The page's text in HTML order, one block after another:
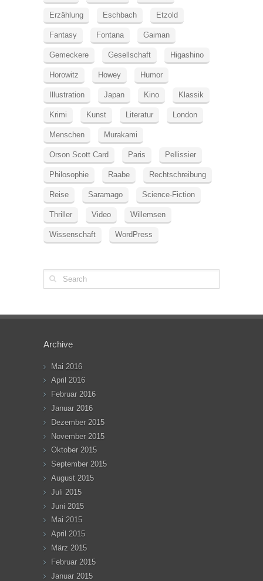
Erzählung Eschbach Etzold
Fantasy Fontana Gaiman
Gemeckere Gesellschaft Higashino
Horowitz Howey Humor
Illustration Japan Kino Klassik
Krimi Kunst Literatur London
Menschen Murakami
Orson Scott Card Paris Pellissier
Philosophie Raabe Rechtschreibung
Reise Saramago Science-Fiction
Thriller Video Willemsen
Wissenschaft WordPress
Archive
Mai 2016
April 2016
Februar 2016
Januar 2016
Dezember 2015
November 2015
Oktober 2015
September 2015
August 2015
Juli 2015
Juni 2015
Mai 2015
April 2015
März 2015
Februar 2015
Januar 2015